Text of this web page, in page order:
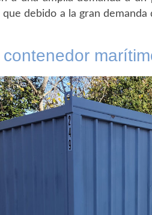
debido a la gran